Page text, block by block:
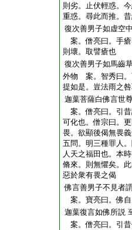
則劣。止伏輕惑。
重惑。尋此而推。
復次善男子如虚空
案。僧亮曰。手
則壞。取譬瘡也
復次善男子如馬齒
外物 案。智秀曰。
提如是。豈法雨之
迦葉菩薩白佛言世
案。僧亮曰。引
可化也。僧宗曰。
畏。欲顯後偈無畏
五問。明三種罪人
人天之福田也。本
脩來。則無懼矣。
惡於衆有畏之偈
佛言善男子不見者
案。寶亮曰。佛
迦葉復言如佛所説
案。僧亮曰。引